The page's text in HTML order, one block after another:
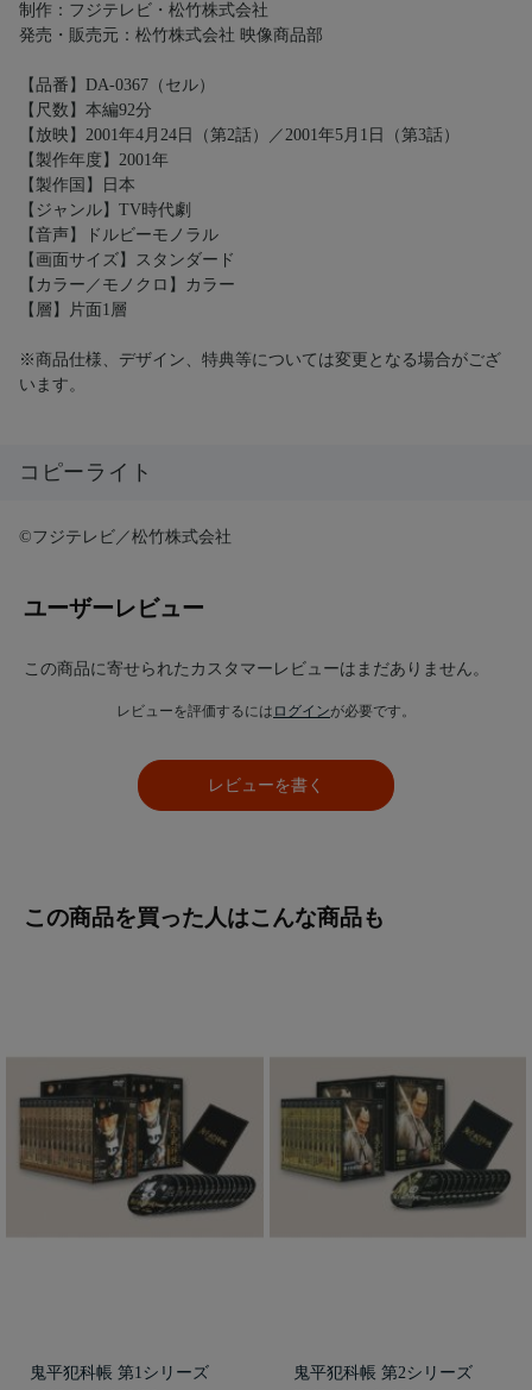
制作：フジテレビ・松竹株式会社
発売・販売元：松竹株式会社 映像商品部
【品番】DA-0367（セル）
【尺数】本編92分
【放映】2001年4月24日（第2話）／2001年5月1日（第3話）
【製作年度】2001年
【製作国】日本
【ジャンル】TV時代劇
【音声】ドルビーモノラル
【画面サイズ】スタンダード
【カラー／モノクロ】カラー
【層】片面1層
※商品仕様、デザイン、特典等については変更となる場合がござ
います。
コピーライト
©フジテレビ／松竹株式会社
ユーザーレビュー
この商品に寄せられたカスタマーレビューはまだありません。
レビューを評価するには ログインが必要です。
レビューを書く
この商品を買った人はこんな商品も
鬼平犯科帳 第1シリーズ
鬼平犯科帳 第2シリーズ